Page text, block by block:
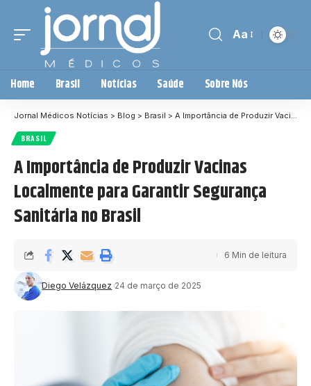
Aa
Home Brasil Notícias Saúde Sobre Nós
Jornal Médicos Notícias > Blog > Brasil > A Importância de Produzir Vacinas Localmente para Garantir Segurança Sanitária no Brasil
BRASIL
A Importância de Produzir Vacinas
Localmente para Garantir Segurança
Sanitária no Brasil
Diego Velázquez 24 de março de 2025
6 Min de leitura